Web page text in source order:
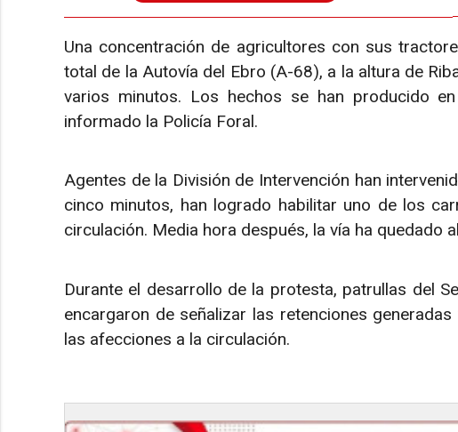
Una concentración de agricultores con sus
total de la Autovía del Ebro (A-68), a la altura de
varios minutos. Los hechos se han producido
informado la Policía Foral.
Agentes de la División de Intervención han
cinco minutos, han logrado habilitar uno de los
circulación. Media hora después, la vía ha quedado
Durante el desarrollo de la protesta, patrullas del
encargaron de señalizar las retenciones
las afecciones a la circulación.